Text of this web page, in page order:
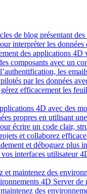
de blog présentant
interpréter les données
des applications 4D
composants avec un
les
par les données
efficacement les
4D avec des
propres en utilisant
écrire un code clair,
et collaborez
et déboguez plus
interfaces utilisateur
et maintenez des
4D Server de
des